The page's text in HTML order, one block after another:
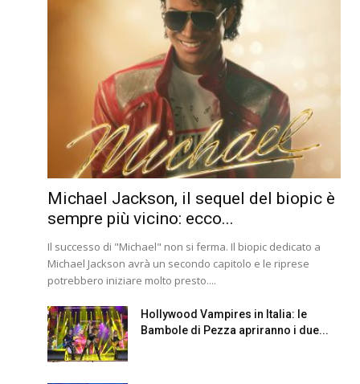
Michael Jackson, il sequel del biopic è
sempre più vicino: ecco...
Il successo di "Michael" non si ferma. Il biopic dedicato a
Michael Jackson avrà un secondo capitolo e le riprese
potrebbero iniziare molto presto....
Hollywood Vampires in Italia: le
Bambole di Pezza apriranno i due...